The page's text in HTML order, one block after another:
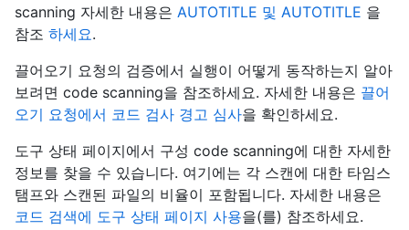
scanning 자세한 내용은 AUTOTITLE 및 AUTOTITLE 을
참조 하세요.
끌어오기 요청의 검증에서 실행이 어떻게 동작하는지 알아
보려면 code scanning을 참조하세요. 자세한 내용은 끌어
오기 요청에서 코드 검사 경고 심사을 확인하세요.
도구 상태 페이지에서 구성 code scanning에 대한 자세한
정보를 찾을 수 있습니다. 여기에는 각 스캔에 대한 타임스
탬프와 스캔된 파일의 비율이 포함됩니다. 자세한 내용은
코드 검색에 도구 상태 페이지 사용을(를) 참조하세요.